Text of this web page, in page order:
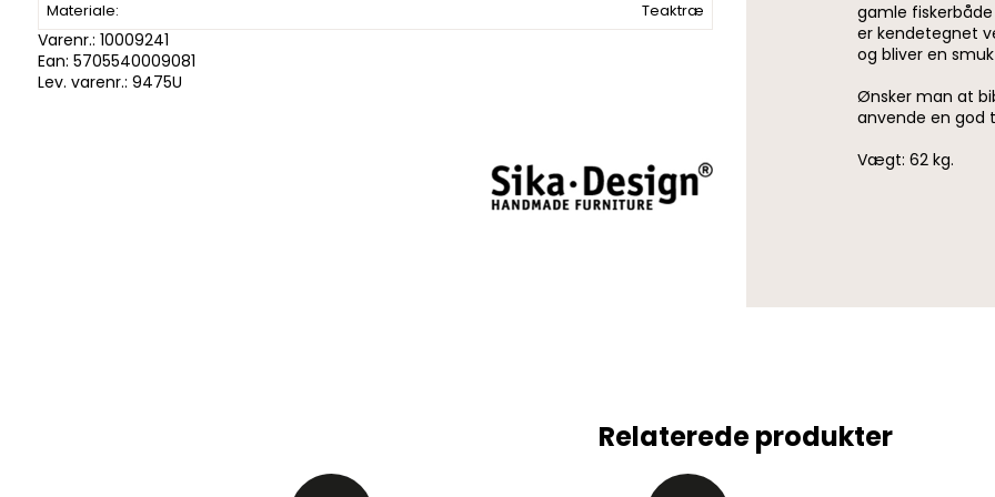
Materiale: Teaktræ
Varenr.: 10009241
Ean: 5705540009081
Lev. varenr.: 9475U
gamle
er kendetegnet
og bliver en
Ønsker man at
anvende en
Vægt: 62 kg.
Relaterede produkter